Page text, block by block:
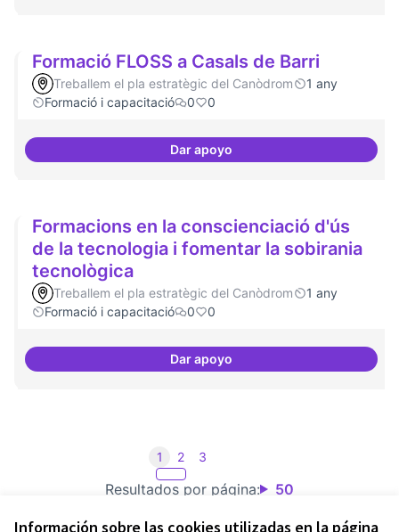
Información sobre las cookies utilizadas en la página
Formació FLOSS a Casals de Barri
Treballem el pla estratègic del Canòdrom
1 any
Formació i capacitació
0 0
Dar apoyoFormació FLOSS a Casals de
Formacions en la conscienciació d'ús
de la tecnologia i fomentar la sobirania
tecnològica
Treballem el pla estratègic del Canòdrom
1 any
Formació i capacitació
0 0
Dar apoyoFormacions en la
Resultados por página: 50
1 2 3